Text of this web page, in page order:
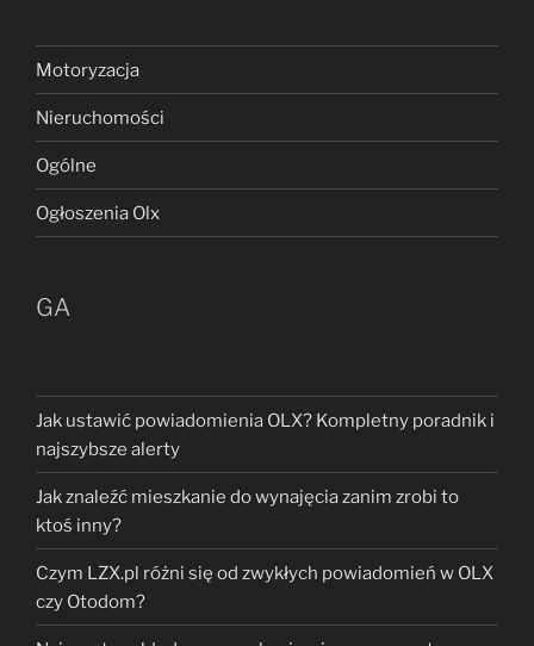
Motoryzacja
Nieruchomości
Ogólne
Ogłoszenia Olx
GA
Jak ustawić powiadomienia OLX? Kompletny poradnik i
najszybsze alerty
Jak znaleźć mieszkanie do wynajęcia zanim zrobi to
ktoś inny?
Czym LZX.pl różni się od zwykłych powiadomień w OLX
czy Otodom?